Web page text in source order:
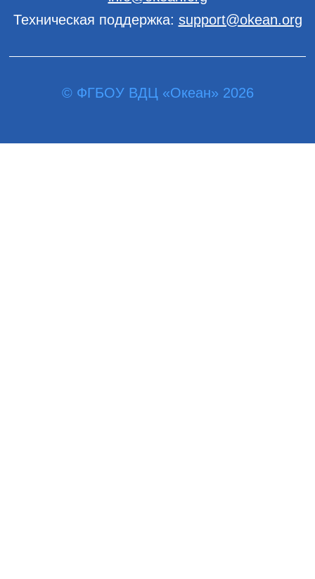
Техническая поддержка: support@okean.org
© ФГБОУ ВДЦ «Океан» 2026